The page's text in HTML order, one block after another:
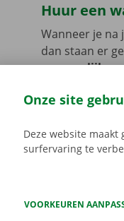
Huur een
Wanneer je
dan staan er
persoonlijke
van
Onze site
Deze website
surfervaring te
VOORKEUREN